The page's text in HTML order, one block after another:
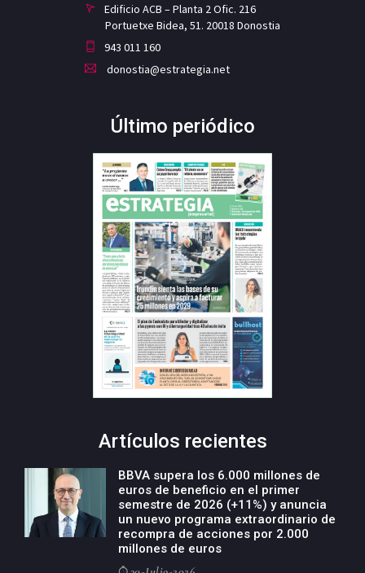
Edificio ACB – Planta 2 Ofic. 216
Portuetxe Bidea, 51. 20018 Donostia
943 011 160
donostia@estrategia.net
Último periódico
Artículos recientes
BBVA supera los 6.000 millones de
euros de beneficio en el primer
semestre de 2026 (+11%) y anuncia
un nuevo programa extraordinario de
recompra de acciones por 2.000
millones de euros